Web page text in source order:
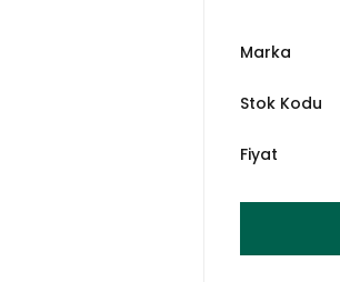
Marka
Stok Kodu
Fiyat